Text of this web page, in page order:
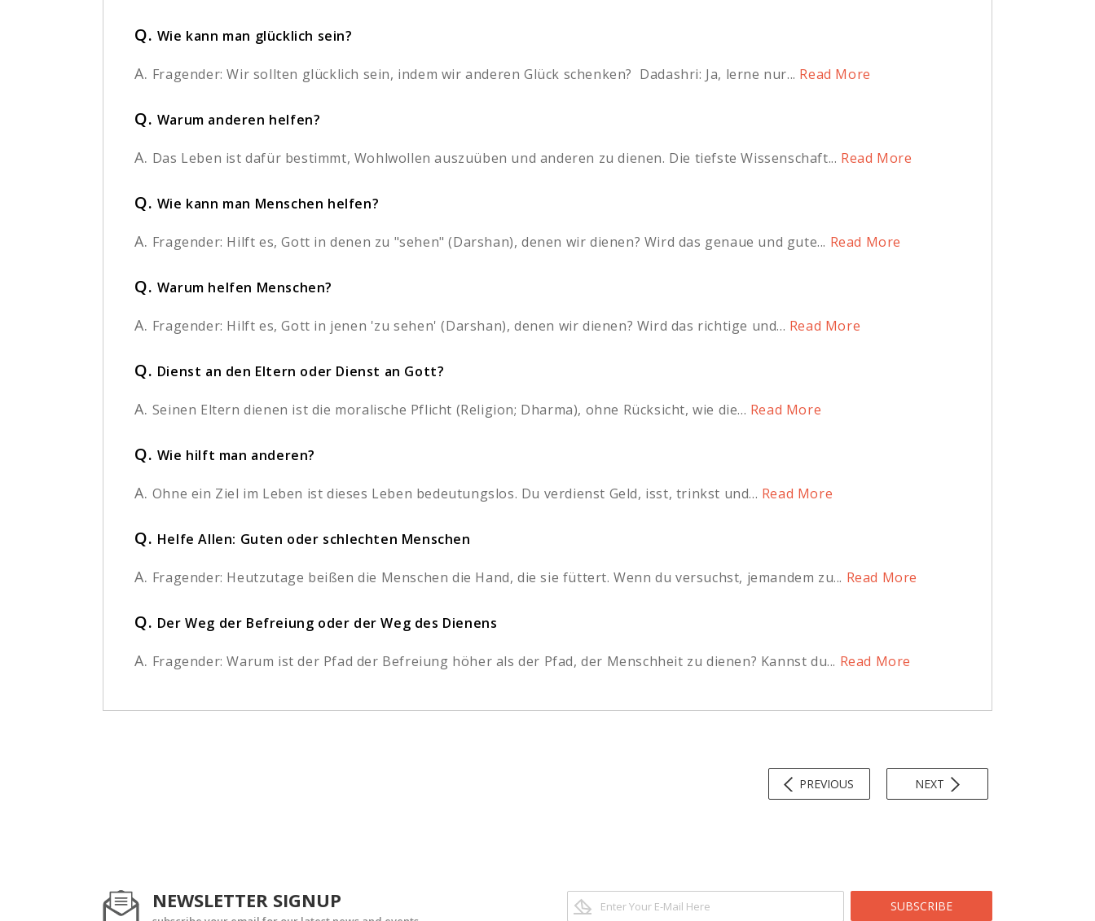
Q. Wie kann man glücklich sein?
A. Fragender: Wir sollten glücklich sein, indem wir anderen Glück schenken? Dadashri: Ja, lerne nur... Read More
Q. Warum anderen helfen?
A. Das Leben ist dafür bestimmt, Wohlwollen auszuüben und anderen zu dienen. Die tiefste Wissenschaft... Read More
Q. Wie kann man Menschen helfen?
A. Fragender: Hilft es, Gott in denen zu "sehen" (Darshan), denen wir dienen? Wird das genaue und gute... Read More
Q. Warum helfen Menschen?
A. Fragender: Hilft es, Gott in jenen 'zu sehen' (Darshan), denen wir dienen? Wird das richtige und... Read More
Q. Dienst an den Eltern oder Dienst an Gott?
A. Seinen Eltern dienen ist die moralische Pflicht (Religion; Dharma), ohne Rücksicht, wie die... Read More
Q. Wie hilft man anderen?
A. Ohne ein Ziel im Leben ist dieses Leben bedeutungslos. Du verdienst Geld, isst, trinkst und... Read More
Q. Helfe Allen: Guten oder schlechten Menschen
A. Fragender: Heutzutage beißen die Menschen die Hand, die sie füttert. Wenn du versuchst, jemandem zu... Read More
Q. Der Weg der Befreiung oder der Weg des Dienens
A. Fragender: Warum ist der Pfad der Befreiung höher als der Pfad, der Menschheit zu dienen? Kannst du... Read More
PREVIOUS NEXT
NEWSLETTER SIGNUP SUBSCRIBE